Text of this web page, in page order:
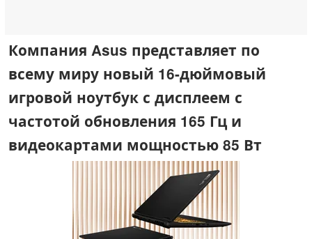
Компания Asus представляет по
всему миру новый 16-дюймовый
игровой ноутбук с дисплеем с
частотой обновления 165 Гц и
видеокартами мощностью 85 Вт